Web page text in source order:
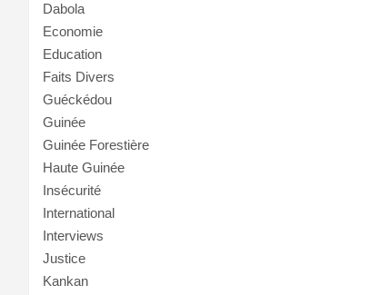
Dabola
Economie
Education
Faits Divers
Guéckédou
Guinée
Guinée Forestière
Haute Guinée
Insécurité
International
Interviews
Justice
Kankan